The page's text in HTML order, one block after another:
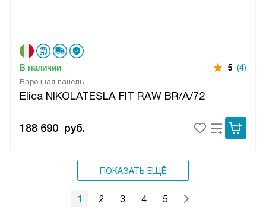
Варочная панель
Elica NIKOLATESLA FIT RAW BR/A/72
В наличии 5 (4)
188 690 руб.
ПОКАЗАТЬ ЕЩЁ
1 2 3 4 5